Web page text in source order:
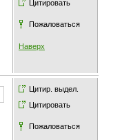
Цитировать
Пожаловаться
Наверх
Цитир. выдел.
Цитировать
Пожаловаться